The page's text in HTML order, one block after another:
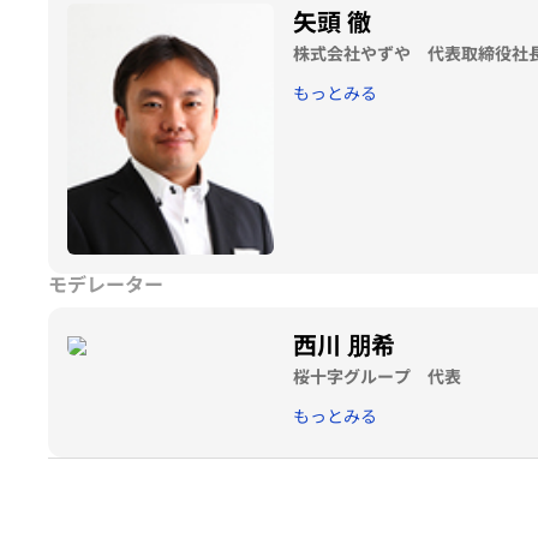
矢頭 徹
株式会社やずや 代表取締役社
もっとみる
モデレーター
西川 朋希
桜十字グループ 代表
もっとみる